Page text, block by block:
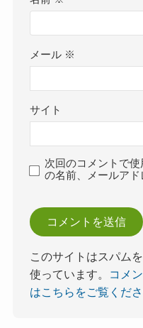
メール ※
サイト
次回のコメントで
の名前、メールアド
このサイトはスパム
使っています。
コメ
はこちらをご覧くだ